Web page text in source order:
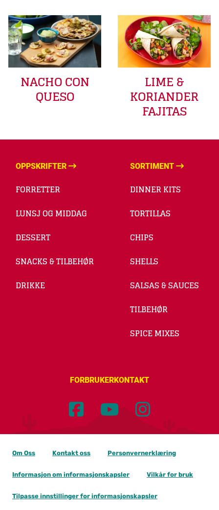
NACHO CON
QUESO
LIME &
KORIANDER
FAJITAS
OPPSKRIFTER
FORRETTER
LUNSJ OG MIDDAG
DESSERT
SNACKS & TILBEHØR
DRIKKE
SORTIMENT
DINNER KITS
TORTILLAS
CHIPS
SHELLS
SALSAS & SAUCES
TILBEHØR
SPICE MIXES
FORBRUKERKONTAKT
Om Oss Kontakt oss Personvernerklæring
Informasjon om informasjonskapsler Vilkår for bruk
Tilpasse innstillinger for informasjonskapsler